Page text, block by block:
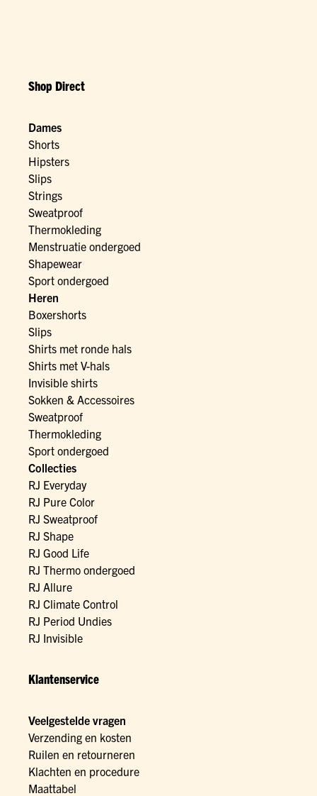
Shop Direct
Dames
Shorts
Hipsters
Slips
Strings
Sweatproof
Thermokleding
Menstruatie ondergoed
Shapewear
Sport ondergoed
Heren
Boxershorts
Slips
Shirts met ronde hals
Shirts met V-hals
Invisible shirts
Sokken & Accessoires
Sweatproof
Thermokleding
Sport ondergoed
Collecties
RJ Everyday
RJ Pure Color
RJ Sweatproof
RJ Shape
RJ Good Life
RJ Thermo ondergoed
RJ Allure
RJ Climate Control
RJ Period Undies
RJ Invisible
Klantenservice
Veelgestelde vragen
Verzending en kosten
Ruilen en retourneren
Klachten en procedure
Maattabel